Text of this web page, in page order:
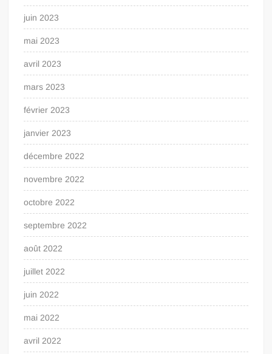
juin 2023
mai 2023
avril 2023
mars 2023
février 2023
janvier 2023
décembre 2022
novembre 2022
octobre 2022
septembre 2022
août 2022
juillet 2022
juin 2022
mai 2022
avril 2022